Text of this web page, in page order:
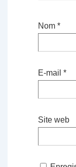
Nom *
E-mail *
Site web